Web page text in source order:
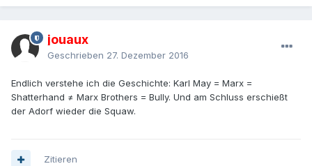
jouaux
Geschrieben 27. Dezember 2016
Endlich verstehe ich die Geschichte: Karl May = Marx =
Shatterhand ≠ Marx Brothers = Bully. Und am Schluss erschießt
der Adorf wieder die Squaw.
Zitieren